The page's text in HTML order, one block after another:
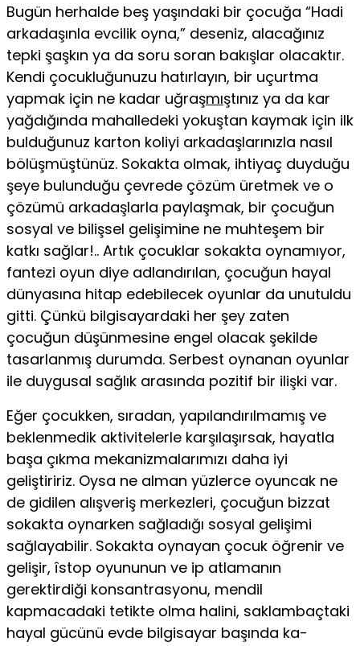
Bugün herhalde beş yaşındaki bir çocuğa “Hadi
ar­kadaşınla evcilik oyna,” deseniz, alacağınız
tepki şaş­kın ya da soru soran bakışlar olacaktır.
Kendi çocuklu­ğunuzu hatırlayın, bir uçurtma
yapmak için ne kadar uğraşmıştınız ya da kar
yağdığında mahalledeki yo­kuştan kaymak için ilk
bulduğunuz karton koliyi arka­daşlarınızla nasıl
bölüşmüştünüz. Sokakta olmak, ihti­yaç duyduğu
şeye bulunduğu çevrede çözüm üretmek ve o
çözümü arkadaşlarla paylaşmak, bir çocuğun
sos­yal ve bilişsel gelişimine ne muhteşem bir
katkı sağ­lar!.. Artık çocuklar sokakta oynamıyor,
fantezi oyun diye adlandırılan, çocuğun hayal
dünyasına hitap ede­bilecek oyunlar da unutuldu
gitti. Çünkü bilgisayarda­ki her şey zaten
çocuğun düşünmesine engel olacak şe­kilde
tasarlanmış durumda. Serbest oynanan oyunlar
ile duygusal sağlık arasında pozitif bir ilişki var.
Eğer çocukken, sıradan, yapılandırılmamış ve
beklenmedik aktivitelerle karşılaşırsak, hayatla
başa çıkma meka­nizmalarımızı daha iyi
geliştiririz. Oysa ne alman yüz­lerce oyuncak ne
de gidilen alışveriş merkezleri, çocu­ğun bizzat
sokakta oynarken sağladığı sosyal gelişimi
sağlayabilir. Sokakta oynayan çocuk öğrenir ve
gelişir, îstop oyununun ve ip atlamanın
gerektirdiği konsant­rasyonu, mendil
kapmacadaki tetikte olma halini, sak­lambaçtaki
hayal gücünü evde bilgisayar başında ka­